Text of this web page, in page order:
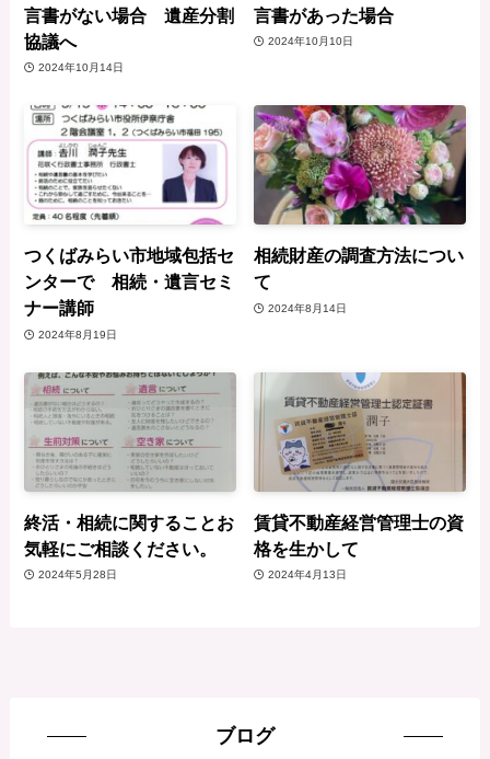
言書がない場合 遺産分割
協議へ
2024年10月14日
言書があった場合
2024年10月10日
つくばみらい市地域包括セ
ンターで 相続・遺言セミ
ナー講師
2024年8月19日
相続財産の調査方法につい
て
2024年8月14日
終活・相続に関することお
気軽にご相談ください。
2024年5月28日
賃貸不動産経営管理士の資
格を生かして
2024年4月13日
ブログ